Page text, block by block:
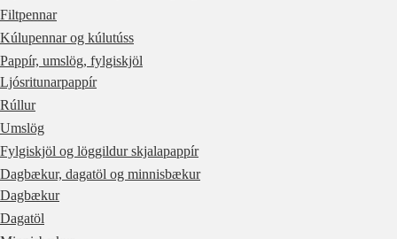
Filtpennar
Kúlupennar og kúlutúss
Pappír, umslög, fylgiskjöl
Ljósritunarpappír
Rúllur
Umslög
Fylgiskjöl og löggildur skjalapappír
Dagbækur, dagatöl og minnisbækur
Dagbækur
Dagatöl